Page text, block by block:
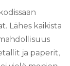
Lähes kaikista
ja paperit,